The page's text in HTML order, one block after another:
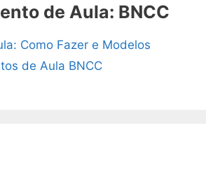
de Aula: BNCC
Como Fazer e Modelos
de Aula BNCC